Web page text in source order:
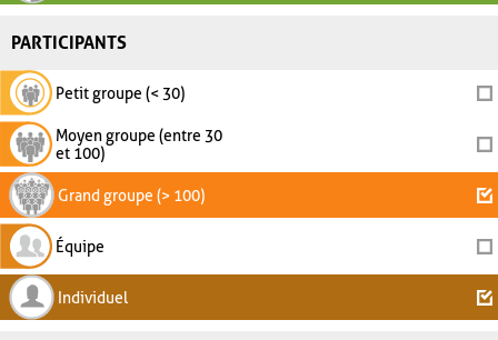
PARTICIPANTS
Petit groupe (< 30)
Moyen groupe (entre 30
et 100)
Grand groupe (> 100)
Équipe
Individuel